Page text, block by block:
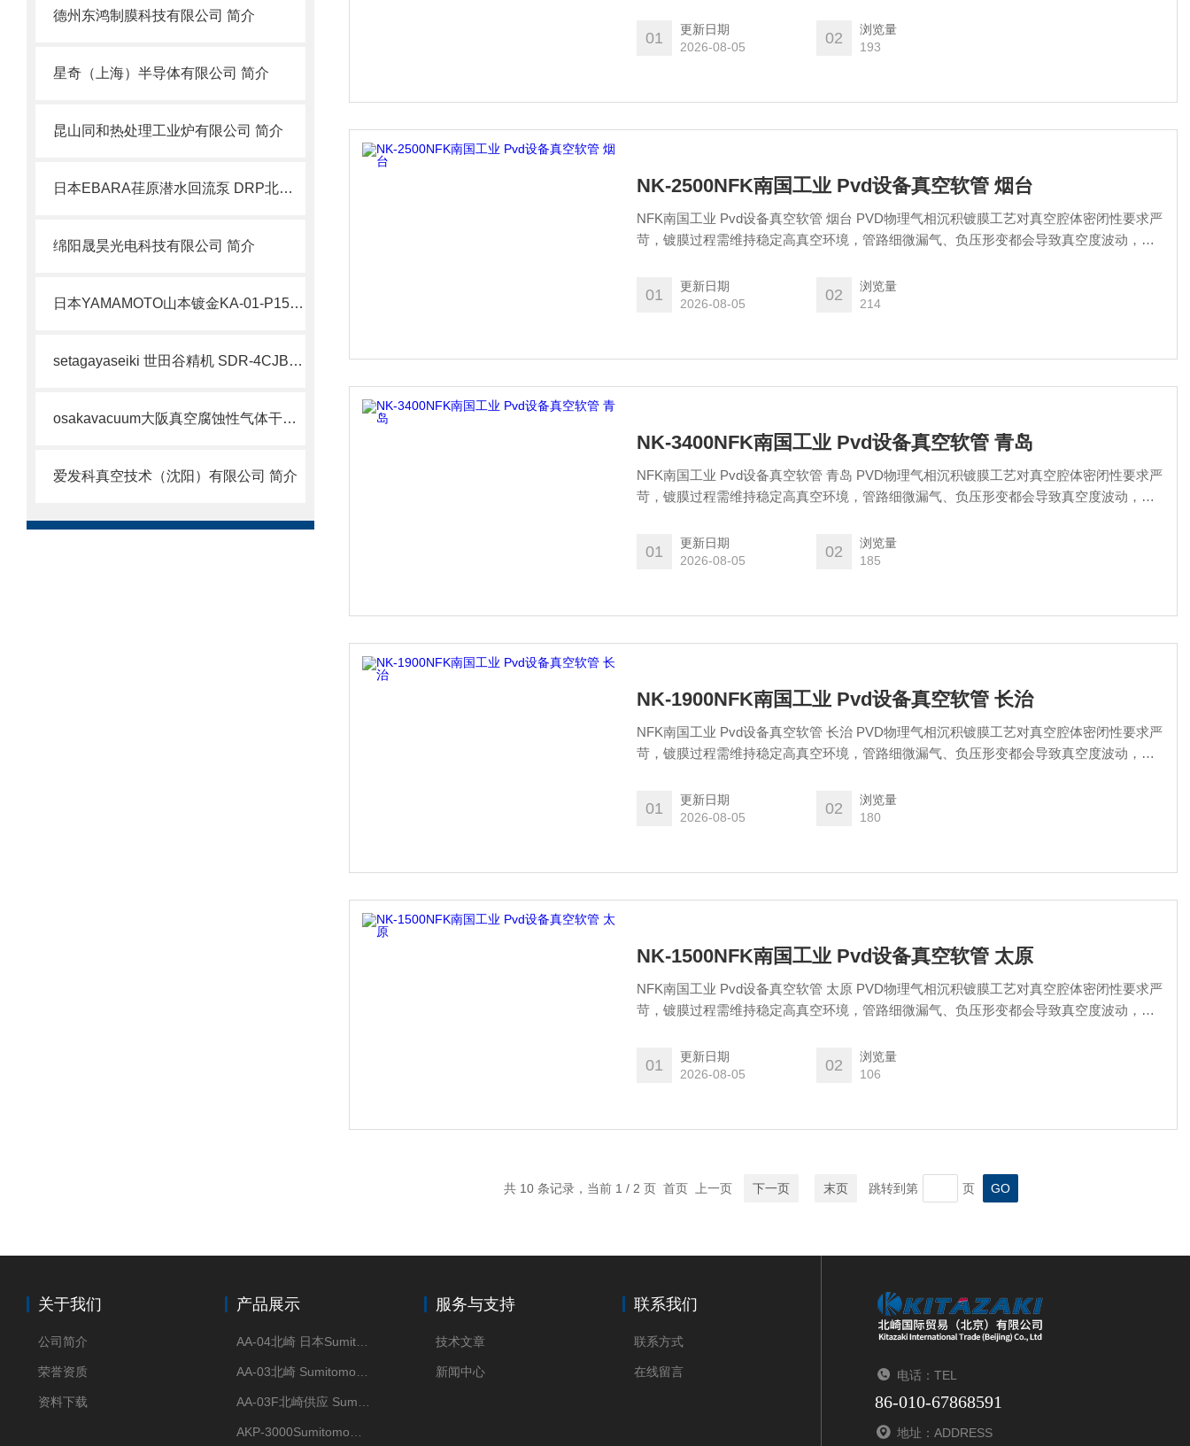
德州东鸿制膜科技有限公司 简介
星奇（上海）半导体有限公司 简介
昆山同和热处理工业炉有限公司 简介
日本EBARA荏原潜水回流泵 DRP北崎热卖
绵阳晟昊光电科技有限公司 简介
日本YAMAMOTO山本镀金KA-01-P15量筒北崎有售
setagayaseiki 世田谷精机 SDR-4CJB-52W 标准内置气缸卡盘 简介
osakavacuum大阪真空腐蚀性气体干泵ER100DC原理
爱发科真空技术（沈阳）有限公司 简介
01
更新日期
2026-08-05
02
浏览量
193
NK-2500NFK南国工业 Pvd设备真空软管 烟台
NFK南国工业 Pvd设备真空软管 烟台 PVD物理气相沉积镀膜工艺对真空腔体密闭性要求严
苛，镀膜过程需维持稳定高真空环境，管路细微漏气、负压形变都会导致真空度波动，直
01
更新日期
2026-08-05
02
浏览量
214
NK-3400NFK南国工业 Pvd设备真空软管 青岛
NFK南国工业 Pvd设备真空软管 青岛 PVD物理气相沉积镀膜工艺对真空腔体密闭性要求严
苛，镀膜过程需维持稳定高真空环境，管路细微漏气、负压形变都会导致真空度波动，直
01
更新日期
2026-08-05
02
浏览量
185
NK-1900NFK南国工业 Pvd设备真空软管 长治
NFK南国工业 Pvd设备真空软管 长治 PVD物理气相沉积镀膜工艺对真空腔体密闭性要求严
苛，镀膜过程需维持稳定高真空环境，管路细微漏气、负压形变都会导致真空度波动，直
01
更新日期
2026-08-05
02
浏览量
180
NK-1500NFK南国工业 Pvd设备真空软管 太原
NFK南国工业 Pvd设备真空软管 太原 PVD物理气相沉积镀膜工艺对真空腔体密闭性要求严
苛，镀膜过程需维持稳定高真空环境，管路细微漏气、负压形变都会导致真空度波动，直
01
更新日期
2026-08-05
02
浏览量
106
共 10 条记录，当前 1 / 2 页 首页 上一页 下一页 末页 跳转到第 页
关于我们
公司简介
荣誉资质
资料下载
产品展示 服务与支持
技术文章
新闻中心
联系我们
联系方式
在线留言 电话：TEL
86-010-67868591
地址：ADDRESS